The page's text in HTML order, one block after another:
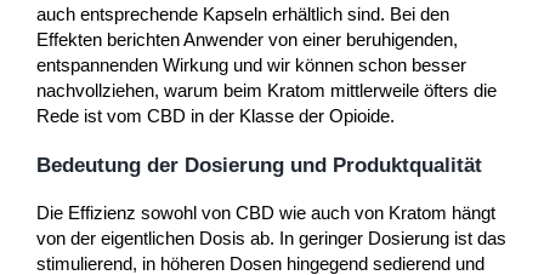
auch entsprechende Kapseln erhältlich sind. Bei den
Effekten berichten Anwender von einer beruhigenden,
entspannenden Wirkung und wir können schon besser
nachvollziehen, warum beim Kratom mittlerweile öfters die
Rede ist vom CBD in der Klasse der Opioide.
Bedeutung der Dosierung und Produktqualität
Die Effizienz sowohl von CBD wie auch von Kratom hängt
von der eigentlichen Dosis ab. In geringer Dosierung ist das
stimulierend, in höheren Dosen hingegend sedierend und